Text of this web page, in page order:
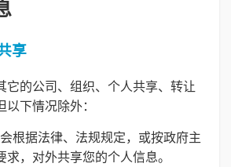
享
它的公司、组织、个人共享、转让
下情况除外：
根据法律、法规规定，或按政府主
，对外共享您的个人信息。